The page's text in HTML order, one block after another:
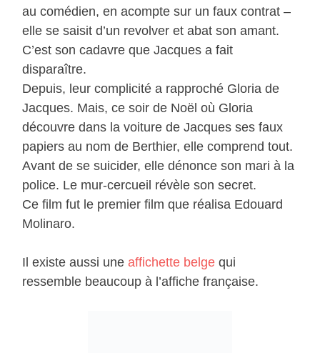
au comédien, en acompte sur un faux contrat –
elle se saisit d’un revolver et abat son amant.
C’est son cadavre que Jacques a fait
disparaître.
Depuis, leur complicité a rapproché Gloria de
Jacques. Mais, ce soir de Noël où Gloria
découvre dans la voiture de Jacques ses faux
papiers au nom de Berthier, elle comprend tout.
Avant de se suicider, elle dénonce son mari à la
police. Le mur-cercueil révèle son secret.
Ce film fut le premier film que réalisa Edouard
Molinaro.
Il existe aussi uneaffichette belge qui
ressemble beaucoup à l’affiche française.